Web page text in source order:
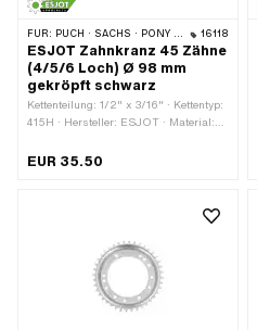
FÜR: PUCH · SACHS · PONY / CILO (BETA 521 & 512) 16118
ESJOT Zahnkranz 45 Zähne
(4/5/6 Loch) Ø 98 mm
gekröpft schwarz
Kettenteilung: 1/2" x 3/16" · Kettentyp:
415H · Hersteller: ESJOT · Material:
Farbe: schwarz · Anzahl Zähne: 45
mm · Ø Lochkreis: 115 mm · Anzahl
Befestigungspunkte: 4 Stk. · Anzahl
Befestigungspunkte: 5 Stk. · Anzahl
Befestigungspunkte: 6 Stk. · Kröpfung
(Versatz): 12 mm
EUR 35.50